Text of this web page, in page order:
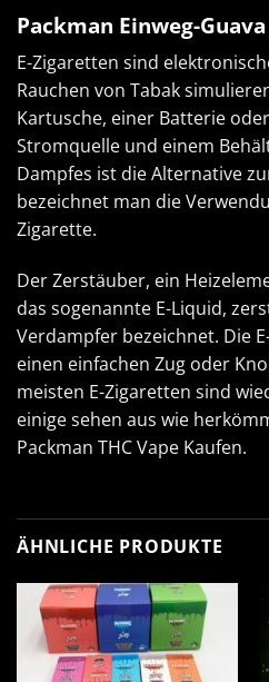
Packman Einweg-
E-Zigaretten sind
Rauchen von Tabak
Kartusche, einer Batterie
Stromquelle und einem
Dampfes ist die Alternative
bezeichnet man die
Zigarette.
Der Zerstäuber, ein
das sogenannte E-Liquid,
Verdampfer bezeichnet. Die
einen einfachen Zug oder
meisten E-Zigaretten sind
einige sehen aus wie
Packman THC Vape Kaufen.
ÄHNLICHE PRODUKTE